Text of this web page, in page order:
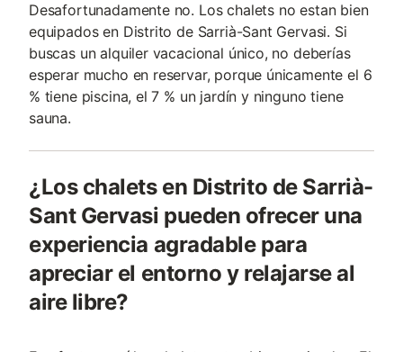
Desafortunadamente no. Los chalets no estan bien
equipados en Distrito de Sarrià-Sant Gervasi. Si
buscas un alquiler vacacional único, no deberías
esperar mucho en reservar, porque únicamente el 6
% tiene piscina, el 7 % un jardín y ninguno tiene
sauna.
¿Los chalets en Distrito de Sarrià-
Sant Gervasi pueden ofrecer una
experiencia agradable para
apreciar el entorno y relajarse al
aire libre?